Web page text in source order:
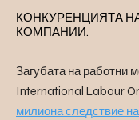
КОНКУРЕНЦИЯТА
КОМПАНИИ.
Загубата на работни
International Labour
милиона следствие на